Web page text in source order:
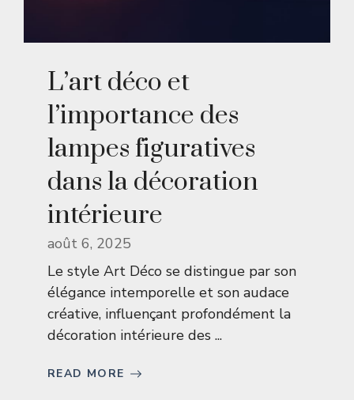
L’art déco et
l’importance des
lampes figuratives
dans la décoration
intérieure
août 6, 2025
Le style Art Déco se distingue par son
élégance intemporelle et son audace
créative, influençant profondément la
décoration intérieure des ...
READ MORE